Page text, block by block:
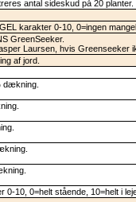
antal sideskud på 20
karakter 0-10, 0=ingen
GreenSeeker.
Laursen, hvis Greenseeker
af jord.
dækning.
10, 0=helt stående, 10=helt i